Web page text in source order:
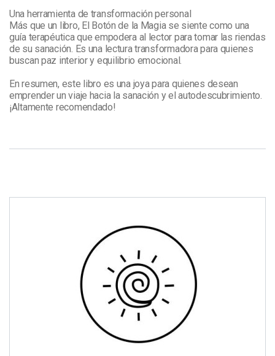
Una herramienta de transformación personal
Más que un libro, El Botón de la Magia se siente como una
guía terapéutica que empodera al lector para tomar las riendas
de su sanación. Es una lectura transformadora para quienes
buscan paz interior y equilibrio emocional.
En resumen, este libro es una joya para quienes desean
emprender un viaje hacia la sanación y el autodescubrimiento.
¡Altamente recomendado!